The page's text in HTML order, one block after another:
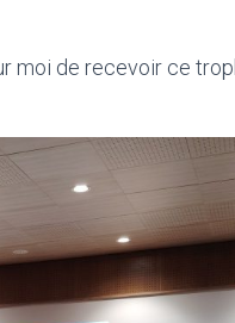
moi de recevoir ce